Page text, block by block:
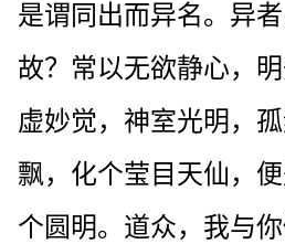
是谓同出而异名。异
故？常以无欲静心，
虚妙觉，神室光明，
飘，化个莹目天仙，
个圆明。道众，我与